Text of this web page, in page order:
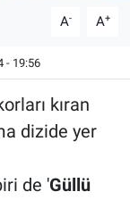
A- A+
- 19:56
kıran
dizide yer
de 'Güllü